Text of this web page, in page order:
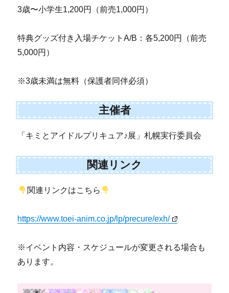
3歳〜小学生1,200円（前売1,000円）
特典グッズ付き入場チケットA/B：各5,200円（前売
5,000円）
※3歳未満は無料（保護者同伴必須）
主催者
「キミとアイドルプリキュア♪展」札幌実行委員会
関連リンク
関連リンクはこちら
https://www.toei-anim.co.jp/lp/precure/exh/
※イベント内容・スケジュールが変更される場合も
あります。